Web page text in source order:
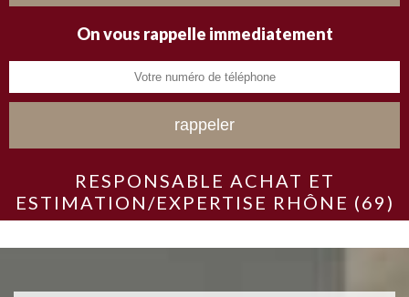
On vous rappelle immediatement
RESPONSABLE ACHAT ET
ESTIMATION/EXPERTISE RHÔNE (69)